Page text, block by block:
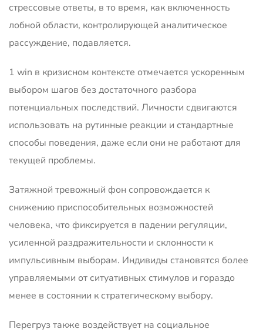
стрессовые ответы, в то время, как включенность
лобной области, контролирующей аналитическое
рассуждение, подавляется.
1 win в кризисном контексте отмечается ускоренным
выбором шагов без достаточного разбора
потенциальных последствий. Личности сдвигаются
использовать на рутинные реакции и стандартные
способы поведения, даже если они не работают для
текущей проблемы.
Затяжной тревожный фон сопровождается к
снижению приспособительных возможностей
человека, что фиксируется в падении регуляции,
усиленной раздражительности и склонности к
импульсивным выборам. Индивиды становятся более
управляемыми от ситуативных стимулов и гораздо
менее в состоянии к стратегическому выбору.
Перегруз также воздействует на социальное